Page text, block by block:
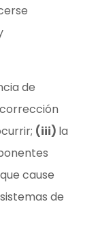
de
(iii) la
cause
de